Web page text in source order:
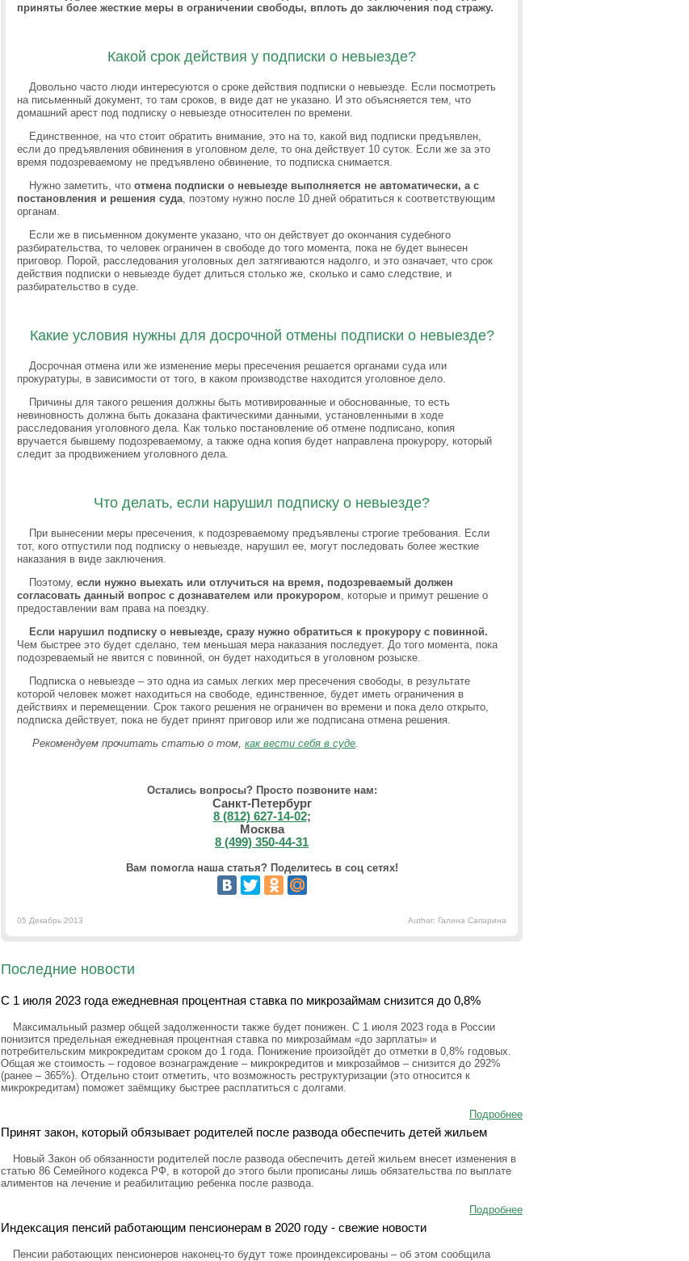
приняты более жесткие меры в ограничении свободы, вплоть до заключения под стражу.
Какой срок действия у подписки о невыезде?
Довольно часто люди интересуются о сроке действия подписки о невыезде. Если посмотреть
на письменный документ, то там сроков, в виде дат не указано. И это объясняется тем, что
домашний арест под подписку о невыезде относителен по времени.
Единственное, на что стоит обратить внимание, это на то, какой вид подписки предъявлен,
если до предъявления обвинения в уголовном деле, то она действует 10 суток. Если же за это
время подозреваемому не предъявлено обвинение, то подписка снимается.
Нужно заметить, что отмена подписки о невыезде выполняется не автоматически, а с
постановления и решения суда, поэтому нужно после 10 дней обратиться к соответствующим
органам.
Если же в письменном документе указано, что он действует до окончания судебного
разбирательства, то человек ограничен в свободе до того момента, пока не будет вынесен
приговор. Порой, расследования уголовных дел затягиваются надолго, и это означает, что срок
действия подписки о невыезде будет длиться столько же, сколько и само следствие, и
разбирательство в суде.
Какие условия нужны для досрочной отмены подписки о невыезде?
Досрочная отмена или же изменение меры пресечения решается органами суда или
прокуратуры, в зависимости от того, в каком производстве находится уголовное дело.
Причины для такого решения должны быть мотивированные и обоснованные, то есть
невиновность должна быть доказана фактическими данными, установленными в ходе
расследования уголовного дела. Как только постановление об отмене подписано, копия
вручается бывшему подозреваемому, а также одна копия будет направлена прокурору, который
следит за продвижением уголовного дела.
Что делать, если нарушил подписку о невыезде?
При вынесении меры пресечения, к подозреваемому предъявлены строгие требования. Если
тот, кого отпустили под подписку о невыезде, нарушил ее, могут последовать более жесткие
наказания в виде заключения.
Поэтому, если нужно выехать или отлучиться на время, подозреваемый должен
согласовать данный вопрос с дознавателем или прокурором, которые и примут решение о
предоставлении вам права на поездку.
Если нарушил подписку о невыезде, сразу нужно обратиться к прокурору с повинной.
Чем быстрее это будет сделано, тем меньшая мера наказания последует. До того момента, пока
подозреваемый не явится с повинной, он будет находиться в уголовном розыске.
Подписка о невыезде – это одна из самых легких мер пресечения свободы, в результате
которой человек может находиться на свободе, единственное, будет иметь ограничения в
действиях и перемещении. Срок такого решения не ограничен во времени и пока дело открыто,
подписка действует, пока не будет принят приговор или же подписана отмена решения.
Рекомендуем прочитать статью о том, как вести себя в суде.
Остались вопросы? Просто позвоните нам:
Санкт-Петербург
8 (812) 627-14-02;
Москва
8 (499) 350-44-31
Вам помогла наша статья? Поделитесь в соц сетях!
05 Декабрь 2013 Author: Галина Сапарина
Последние новости
С 1 июля 2023 года ежедневная процентная ставка по микрозаймам снизится до 0,8%
Максимальный размер общей задолженности также будет понижен. С 1 июля 2023 года в России
понизится предельная ежедневная процентная ставка по микрозаймам «до зарплаты» и
потребительским микрокредитам сроком до 1 года. Понижение произойдёт до отметки в 0,8% годовых.
Общая же стоимость – годовое вознаграждение – микрокредитов и микрозаймов – снизится до 292%
(ранее – 365%). Отдельно стоит отметить, что возможность реструктуризации (это относится к
микрокредитам) поможет заёмщику быстрее расплатиться с долгами.
Подробнее
Принят закон, который обязывает родителей после развода обеспечить детей жильем
Новый Закон об обязанности родителей после развода обеспечить детей жильем внесет изменения в
статью 86 Семейного кодекса РФ, в которой до этого были прописаны лишь обязательства по выплате
алиментов на лечение и реабилитацию ребенка после развода.
Подробнее
Индексация пенсий работающим пенсионерам в 2020 году - свежие новости
Пенсии работающих пенсионеров наконец-то будут тоже проиндексированы – об этом сообщила